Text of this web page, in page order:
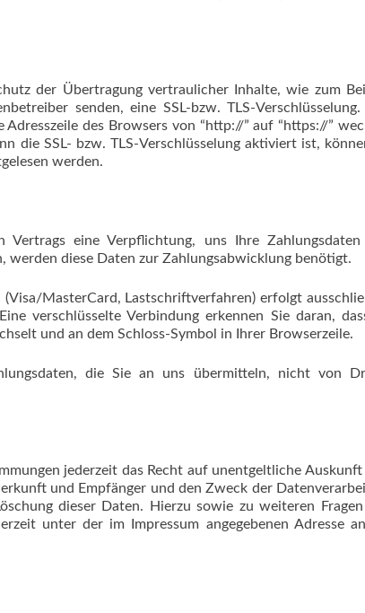
der Übertragung vertraulicher Inhalte, wie zum
senden, eine SSL-bzw. TLS-Verschlüsselung.
des Browsers von “http://” auf “https://”
die SSL- bzw. TLS-Verschlüsselung aktiviert ist,
werden.
Vertrags eine Verpflichtung, uns Ihre Zahlungsdaten
werden diese Daten zur Zahlungsabwicklung benötigt.
MasterCard, Lastschriftverfahren) erfolgt
verschlüsselte Verbindung erkennen Sie daran,
und an dem Schloss-Symbol in Ihrer Browserzeile.
die Sie an uns übermitteln, nicht von
jederzeit das Recht auf unentgeltliche
und Empfänger und den Zweck der
dieser Daten. Hierzu sowie zu weiteren
unter der im Impressum angegebenen Adresse